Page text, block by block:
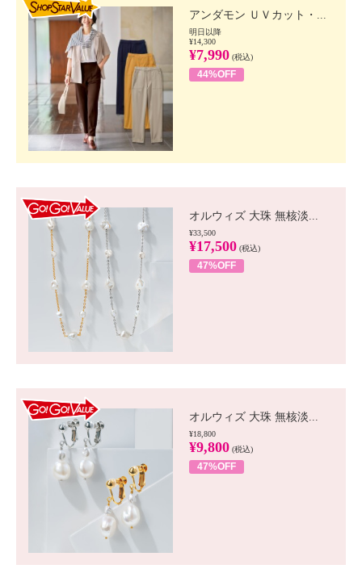
アンダモン ＵＶカット・...
明日以降
¥14,300
¥7,990 (税込)
44%OFF
オルウィズ 大珠 無核淡...
¥33,500
¥17,500 (税込)
47%OFF
オルウィズ 大珠 無核淡...
¥18,800
¥9,800 (税込)
47%OFF